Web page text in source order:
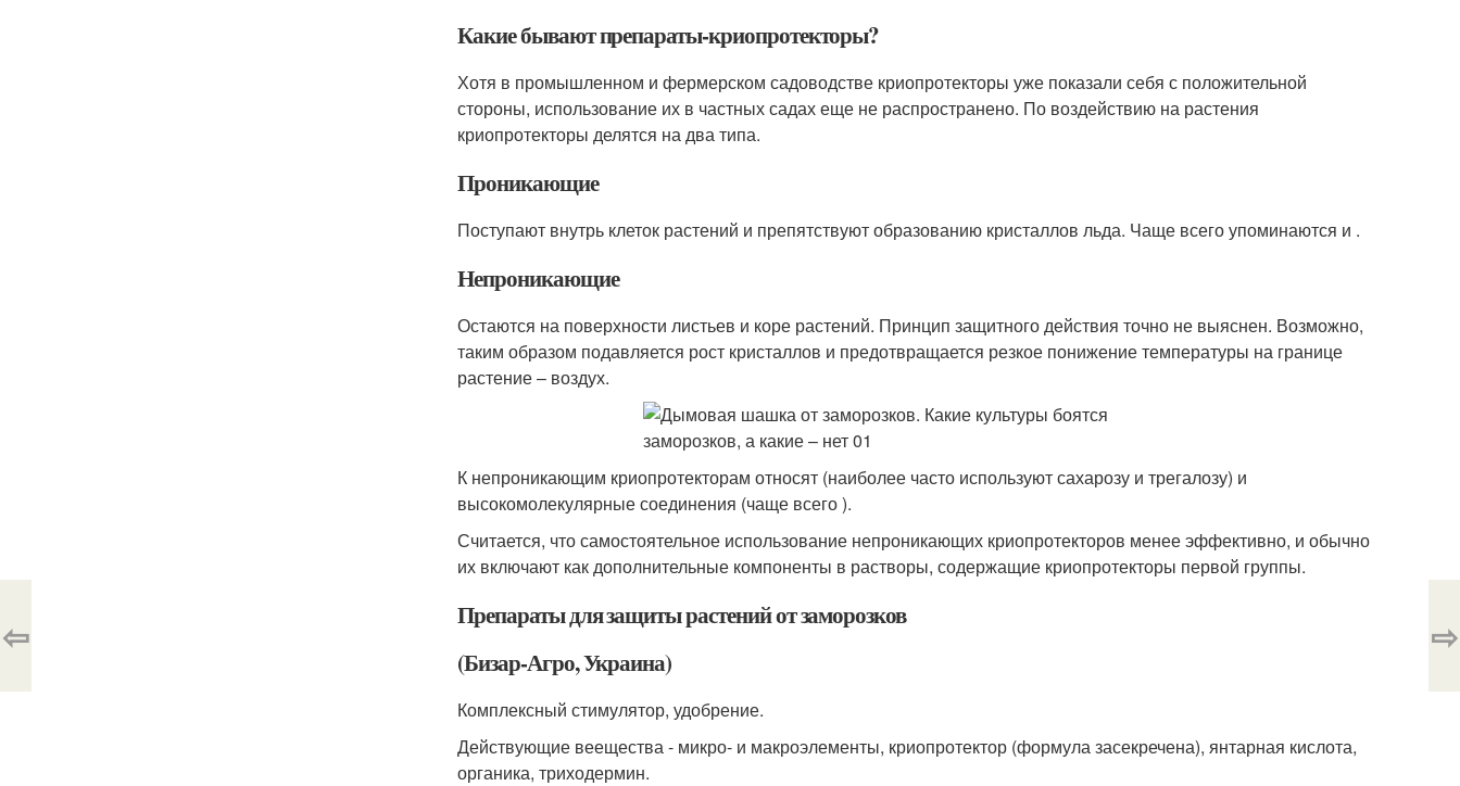
Какие бывают препараты-криопротекторы?
Хотя в промышленном и фермерском садоводстве криопротекторы уже показали себя с положительной
стороны, использование их в частных садах еще не распространено. По воздействию на растения
криопротекторы делятся на два типа.
Проникающие
Поступают внутрь клеток растений и препятствуют образованию кристаллов льда. Чаще всего упоминаются и .
Непроникающие
Остаются на поверхности листьев и коре растений. Принцип защитного действия точно не выяснен. Возможно,
таким образом подавляется рост кристаллов и предотвращается резкое понижение температуры на границе
растение – воздух.
К непроникающим криопротекторам относят (наиболее часто используют сахарозу и трегалозу) и
высокомолекулярные соединения (чаще всего ).
Считается, что самостоятельное использование непроникающих криопротекторов менее эффективно, и обычно
их включают как дополнительные компоненты в растворы, содержащие криопротекторы первой группы.
Препараты для защиты растений от заморозков
(Бизар-Агро, Украина)
Комплексный стимулятор, удобрение.
Действующие веещества - микро- и макроэлементы, криопротектор (формула засекречена), янтарная кислота,
органика, триходермин.
⇦ ⇨